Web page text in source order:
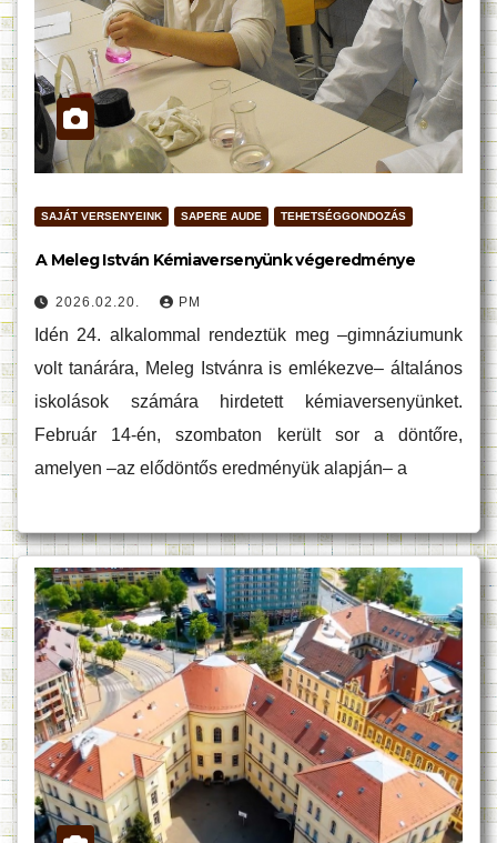
SAJÁT VERSENYEINK SAPERE AUDE TEHETSÉGGONDOZÁS
A Meleg István Kémiaversenyünk végeredménye
2026.02.20. PM
Idén 24. alkalommal rendeztük meg –gimnáziumunk
volt tanárára, Meleg Istvánra is emlékezve– általános
iskolások számára hirdetett kémiaversenyünket.
Február 14-én, szombaton került sor a döntőre,
amelyen –az elődöntős eredményük alapján– a